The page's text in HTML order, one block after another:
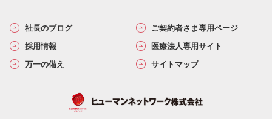
社長のブログ
ご契約者さま専用ページ
採用情報
医療法人専用サイト
万一の備え
サイトマップ